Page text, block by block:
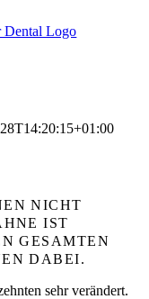
NICHT
IST
GESAMTEN
DABEI.
sehr verändert.